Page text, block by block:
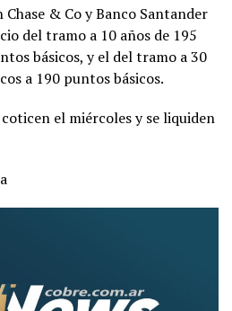
& Co y Banco Santander
del tramo a 10 años de 195
básicos, y el del tramo a 30
a 190 puntos básicos.
el miércoles y se liquiden